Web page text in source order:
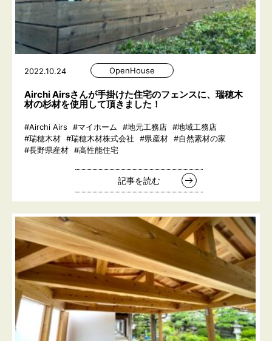
2022.10.24 OpenHouse
Airchi Airsさんが手掛けた住宅のフェンスに、瑞穂木
材の杉材を使用して頂きました！
#Airchi Airs #マイホーム #地元工務店 #地域工務店
#瑞穂木材 #瑞穂木材株式会社 #県産材 #自然素材の家
#長野県産材 #高性能住宅
記事を読む